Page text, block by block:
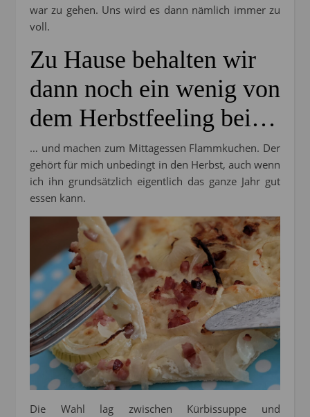
war zu gehen. Uns wird es dann nämlich immer zu
voll.
Zu Hause behalten wir
dann noch ein wenig von
dem Herbstfeeling bei…
… und machen zum Mittagessen Flammkuchen. Der
gehört für mich unbedingt in den Herbst, auch wenn
ich ihn grundsätzlich eigentlich das ganze Jahr gut
essen kann.
Die Wahl lag zwischen Kürbissuppe und